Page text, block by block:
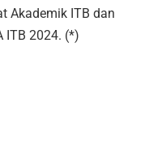
Akademik ITB dan
ITB 2024. (*)